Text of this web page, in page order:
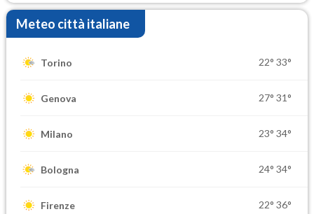
Meteo città italiane
Torino 22° 33°
Genova 27° 31°
Milano 23° 34°
Bologna 24° 34°
Firenze 22° 36°